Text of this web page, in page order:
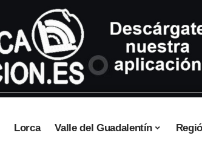
Lorca Valle del Guadalentín